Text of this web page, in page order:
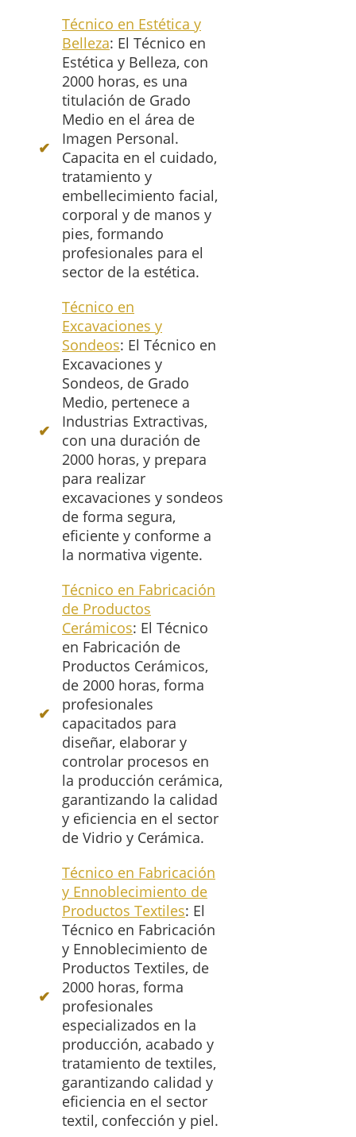
Técnico en Estética y
Belleza: El Técnico en
Estética y Belleza, con
2000 horas, es una
titulación de Grado
Medio en el área de
Imagen Personal.
Capacita en el cuidado,
tratamiento y
embellecimiento facial,
corporal y de manos y
pies, formando
profesionales para el
sector de la estética.
Técnico en
Excavaciones y
Sondeos: El Técnico en
Excavaciones y
Sondeos, de Grado
Medio, pertenece a
Industrias Extractivas,
con una duración de
2000 horas, y prepara
para realizar
excavaciones y sondeos
de forma segura,
eficiente y conforme a
la normativa vigente.
Técnico en Fabricación
de Productos
Cerámicos: El Técnico
en Fabricación de
Productos Cerámicos,
de 2000 horas, forma
profesionales
capacitados para
diseñar, elaborar y
controlar procesos en
la producción cerámica,
garantizando la calidad
y eficiencia en el sector
de Vidrio y Cerámica.
Técnico en Fabricación
y Ennoblecimiento de
Productos Textiles: El
Técnico en Fabricación
y Ennoblecimiento de
Productos Textiles, de
2000 horas, forma
profesionales
especializados en la
producción, acabado y
tratamiento de textiles,
garantizando calidad y
eficiencia en el sector
textil, confección y piel.